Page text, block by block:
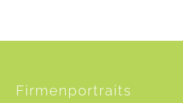
Firmenportraits